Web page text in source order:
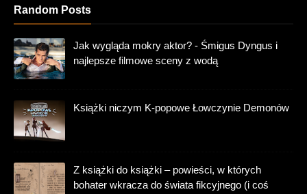
Random Posts
Jak wygląda mokry aktor? - Śmigus Dyngus i
najlepsze filmowe sceny z wodą
Książki niczym K-popowe Łowczynie Demonów
Z książki do książki – powieści, w których
bohater wkracza do świata fikcyjnego (i coś